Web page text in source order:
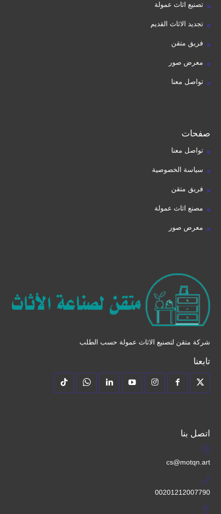
تصنيع اثاث عمولة
تجديد الاثاث القديم
فريق متقن
معرض صور
تواصل معنا
صفحات
تواصل معنا
سياسة الخصوصية
فريق متقن
مصنع اثاث عمولة
معرض صور
شركة متقن لتصنيع الاثاث عمولة حسب الطلب
تابعنا
اتصل بنا
cs@motqn.art
00201212007790